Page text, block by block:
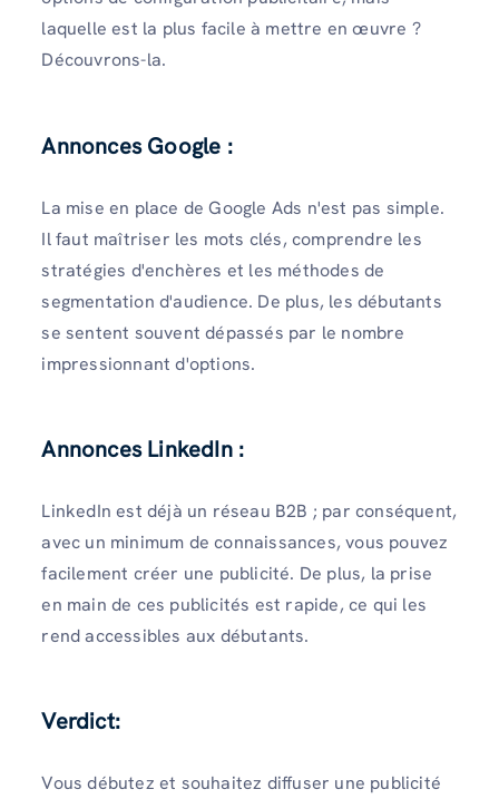
laquelle est la plus facile à mettre en œuvre ?
Découvrons-la.
Annonces Google :
La mise en place de Google Ads n'est pas simple.
Il faut maîtriser les mots clés, comprendre les
stratégies d'enchères et les méthodes de
segmentation d'audience. De plus, les débutants
se sentent souvent dépassés par le nombre
impressionnant d'options.
Annonces LinkedIn :
LinkedIn est déjà un réseau B2B ; par conséquent,
avec un minimum de connaissances, vous pouvez
facilement créer une publicité. De plus, la prise
en main de ces publicités est rapide, ce qui les
rend accessibles aux débutants.
Verdict:
Vous débutez et souhaitez diffuser une publicité